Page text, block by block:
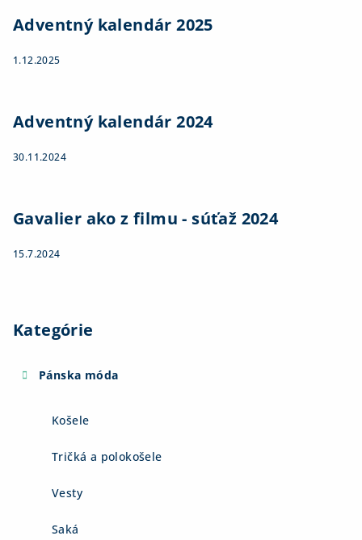
Adventný kalendár 2025
1.12.2025
Adventný kalendár 2024
30.11.2024
Gavalier ako z filmu - súťaž 2024
15.7.2024
Kategórie
Pánska móda
Košele
Tričká a polokošele
Vesty
Saká